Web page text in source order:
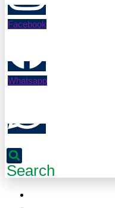
Facebook
Whatsapp
Search